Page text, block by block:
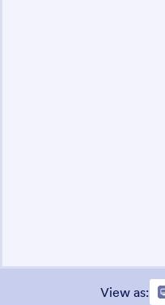
View as: